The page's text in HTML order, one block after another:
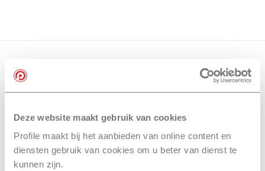
Deze website maakt gebruik van cookies
Profile maakt bij het aanbieden van online content en
diensten gebruik van cookies om u beter van dienst te
kunnen zijn.